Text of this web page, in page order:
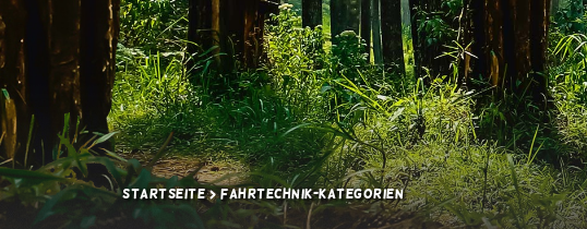
Startseite Fahrtechnik-Kategorien